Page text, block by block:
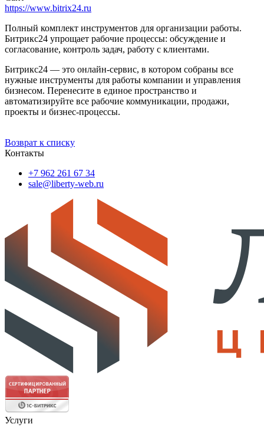
https://www.bitrix24.ru
Полный комплект инструментов для организации работы.
Битрикс24 упрощает рабочие процессы: обсуждение и
согласование, контроль задач, работу с клиентами.
Битрикс24 — это онлайн-сервис, в котором собраны все
нужные инструменты для работы компании и управления
бизнесом. Перенесите в единое пространство и
автоматизируйте все рабочие коммуникации, продажи,
проекты и бизнес-процессы.
Возврат к списку
Контакты
+7 962 261 67 34
sale@liberty-web.ru
Услуги